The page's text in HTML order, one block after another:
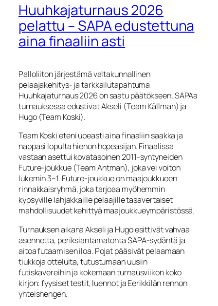
Huuhkajaturnaus 2026
pelattu – SAPA edustettuna
aina finaaliin asti
Palloliiton järjestämä valtakunnallinen
pelaajakehitys- ja tarkkailutapahtuma
Huuhkajaturnaus 2026 on saatu päätökseen. SAPAa
turnauksessa edustivat Akseli (Team Källman) ja
Hugo (Team Koski).
Team Koski eteni upeasti aina finaaliin saakka ja
nappasi lopulta hienon hopeasijan. Finaalissa
vastaan asettui kovatasoinen 2011‑syntyneiden
Future‑joukkue (Team Antman), joka vei voiton
lukemin 3–1. Future‑joukkue on maajoukkueen
rinnakkaisryhmä, joka tarjoaa myöhemmin
kypsyville lahjakkaille pelaajille tasavertaiset
mahdollisuudet kehittyä maajoukkueympäristössä.
Turnauksen aikana Akseli ja Hugo esittivät vahvaa
asennetta, periksiantamatonta SAPA‑sydäntä ja
aitoa futaamisen iloa. Pojat pääsivät pelaamaan
tiukkoja otteluita, tutustumaan uusiin
futiskavereihin ja kokemaan turnausviikon koko
kirjon: fyysiset testit, luennot ja Eerikkilän rennon
yhteishengen.